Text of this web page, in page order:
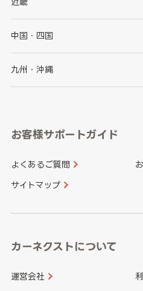
千葉県
石川県
山梨県
愛知県
大阪府
京都府
和歌山県
中国・四国
鳥取県
山口県
香川県
九州・沖縄
長崎県
大分県
お客様サポートガイド
よくあるご質問
サイトマップ
カーネクストについて
運営会社